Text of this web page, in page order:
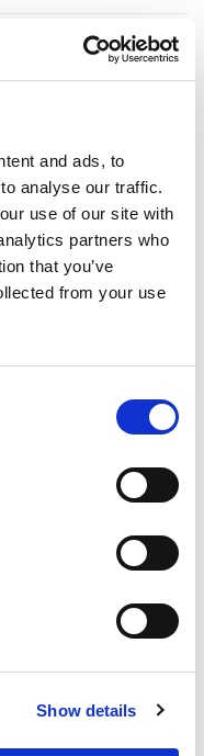
and ads, to
analyse our traffic.
use of our site with
partners who
that you’ve
from your use
Show details
但这是我们第一次看到，
挑战，在几天内向口罩
床。
工技术